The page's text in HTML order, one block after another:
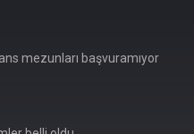
mezunları başvuramıyor